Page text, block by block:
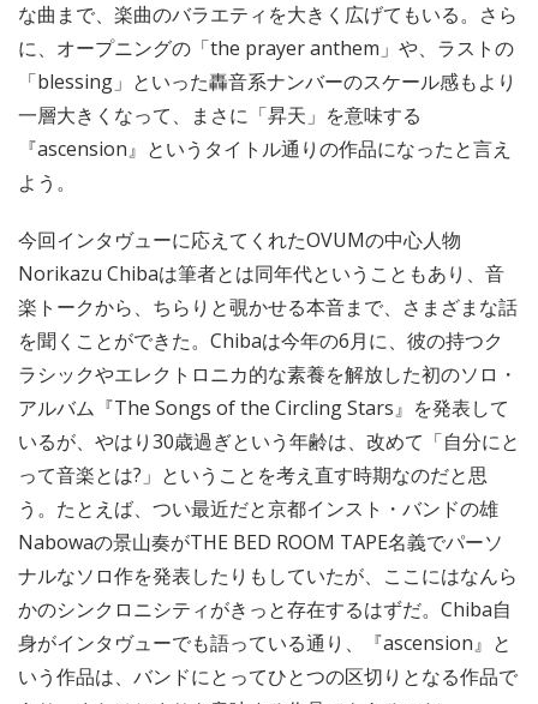
な曲まで、楽曲のバラエティを大きく広げてもいる。さら
に、オープニングの「the prayer anthem」や、ラストの
「blessing」といった轟音系ナンバーのスケール感もより
一層大きくなって、まさに「昇天」を意味する
『ascension』というタイトル通りの作品になったと言え
よう。
今回インタヴューに応えてくれたOVUMの中心人物
Norikazu Chibaは筆者とは同年代ということもあり、音
楽トークから、ちらりと覗かせる本音まで、さまざまな話
を聞くことができた。Chibaは今年の6月に、彼の持つク
ラシックやエレクトロニカ的な素養を解放した初のソロ・
アルバム『The Songs of the Circling Stars』を発表して
いるが、やはり30歳過ぎという年齢は、改めて「自分にと
って音楽とは?」ということを考え直す時期なのだと思
う。たとえば、つい最近だと京都インスト・バンドの雄
Nabowaの景山奏がTHE BED ROOM TAPE名義でパーソ
ナルなソロ作を発表したりもしていたが、ここにはなんら
かのシンクロニシティがきっと存在するはずだ。Chiba自
身がインタヴューでも語っている通り、『ascension』と
いう作品は、バンドにとってひとつの区切りとなる作品で